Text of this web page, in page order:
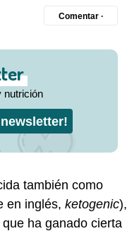
Comentar ·
nutrición
también como
en inglés, ketogenic),
ha ganado cierta